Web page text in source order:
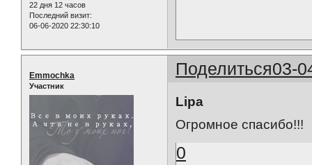
22 дня 12 часов
Последний визит:
06-06-2020 22:30:10
Поделиться03-
Emmochka
Участник
Lipa
Огромное спасибо!!!
0